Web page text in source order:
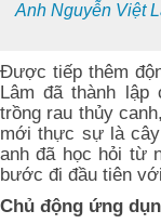
Anh Nguyễn Việt
Được tiếp thêm
Lâm đã thành
trồng rau thủy
mới thực sự là
anh đã học hỏi từ
bước đi đầu tiên
Chủ động ứng